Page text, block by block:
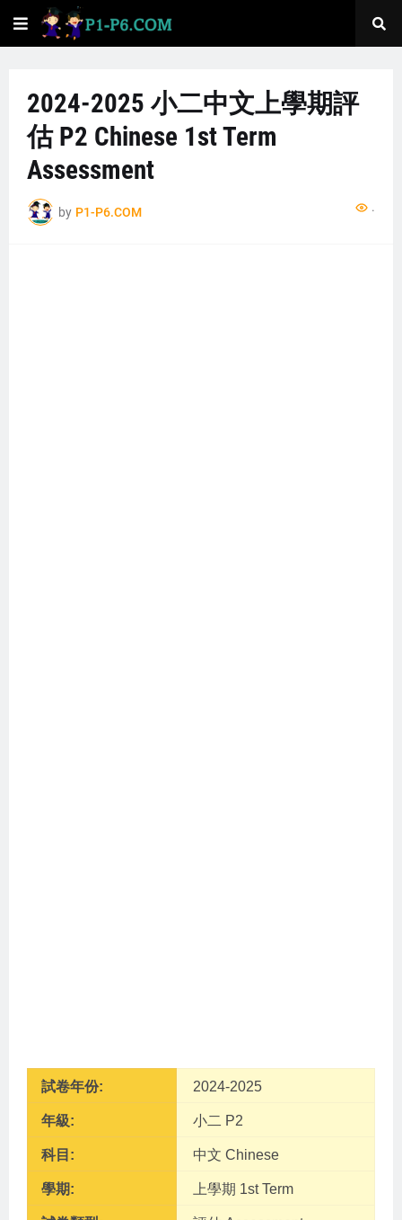
2024-2025 小二中文上學期評
估 P2 Chinese 1st Term
Assessment
by P1-P6.COM ...
試卷年份: 2024-2025
年級: 小二 P2
科目: 中文 Chinese
學期: 上學期 1st Term